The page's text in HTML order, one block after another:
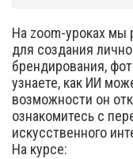
На zoom-уроках мы
для создания
брендирования,
узнаете, как ИИ
возможности он
ознакомитесь с
искусственного
На курсе: